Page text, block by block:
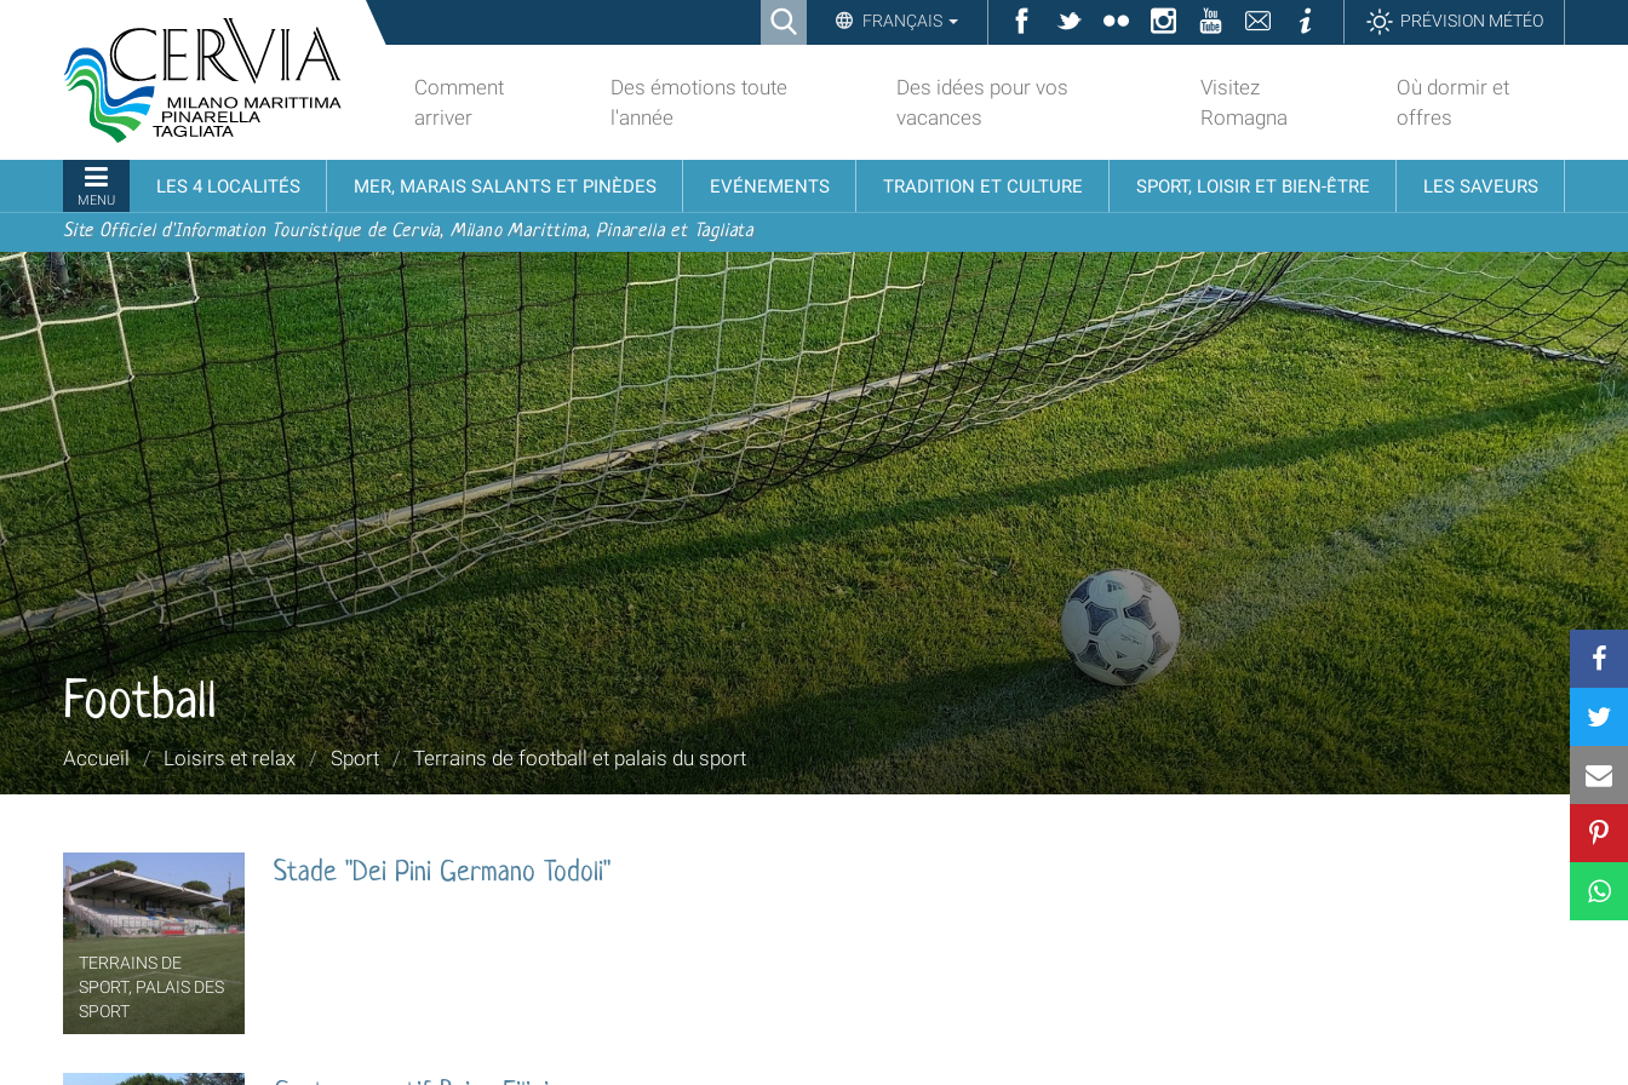
contenu.
à
navigation
Ricerca
Search…
FRANÇAIS Facebook
TwitterFlickrInstagramYouTubeContattiInformazioniPRÉVISION MÉTÉO
turistico
ufficiale
Cervia,
Milano
Marittima,
Pinarella,
Tagliata
Comment
arriver
Des émotions toute
l'année
Des idées pour vos
vacances
Visitez
Romagna
Où dormir et
offres
Navigation
MENU
LES 4 LOCALITÉS MER, MARAIS SALANTS ET PINÈDES EVÉNEMENTS TRADITION ET CULTURE SPORT, LOISIR ET BIEN-ÊTRE LES SAVEURS
Site Officiel d'Information Touristique de Cervia, Milano Marittima, Pinarella et Tagliata
Football
Vous
êtes
Accueil / Loisirs et relax / Sport / Terrains de football et palais du sport
TERRAINS DE
SPORT, PALAIS DES
SPORT
Stade "Dei Pini Germano Todoli"